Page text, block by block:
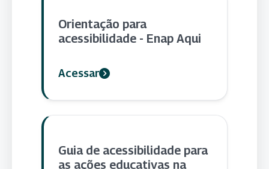
Orientação para
acessibilidade - Enap Aqui
Acessar
Guia de acessibilidade para
as ações educativas na